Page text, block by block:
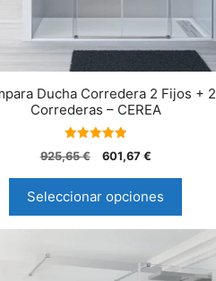
Ducha Corredera 2 Fijos + 2
Correderas – CEREA
5.00
de 5
925,65€ 601,67 €
Seleccionar opciones